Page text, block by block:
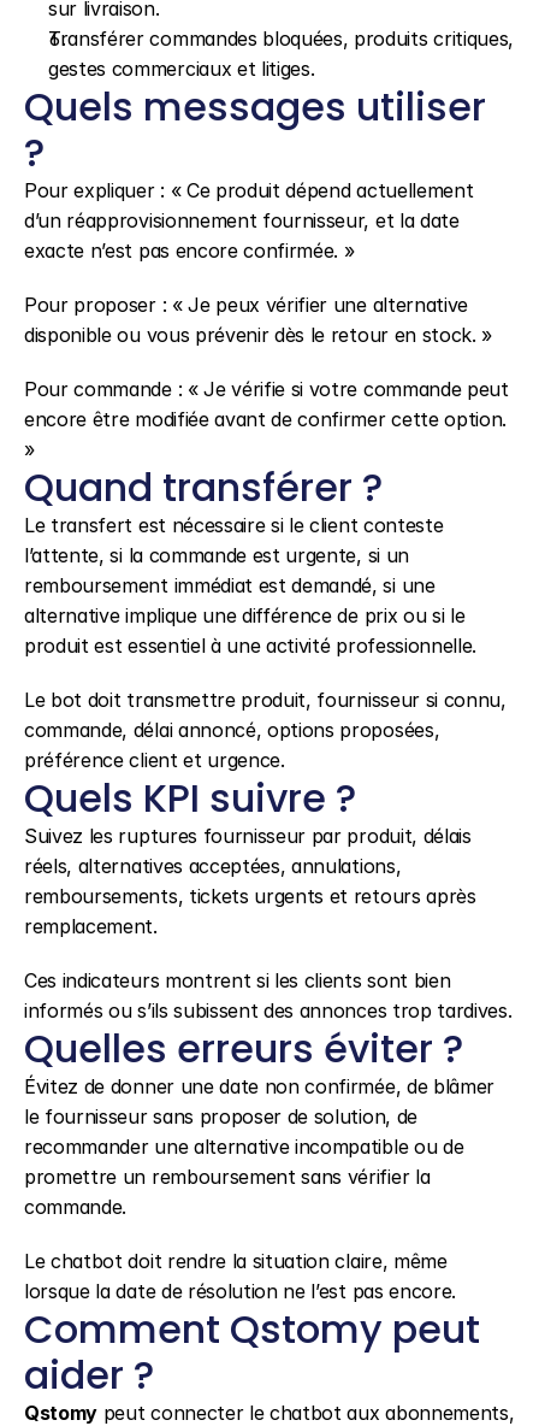
sur livraison.
Transférer commandes bloquées, produits critiques,
gestes commerciaux et litiges.
Quels messages utiliser
?
Pour expliquer : « Ce produit dépend actuellement
d’un réapprovisionnement fournisseur, et la date
exacte n’est pas encore confirmée. »
Pour proposer : « Je peux vérifier une alternative
disponible ou vous prévenir dès le retour en stock. »
Pour commande : « Je vérifie si votre commande peut
encore être modifiée avant de confirmer cette option.
»
Quand transférer ?
Le transfert est nécessaire si le client conteste
l’attente, si la commande est urgente, si un
remboursement immédiat est demandé, si une
alternative implique une différence de prix ou si le
produit est essentiel à une activité professionnelle.
Le bot doit transmettre produit, fournisseur si connu,
commande, délai annoncé, options proposées,
préférence client et urgence.
Quels KPI suivre ?
Suivez les ruptures fournisseur par produit, délais
réels, alternatives acceptées, annulations,
remboursements, tickets urgents et retours après
remplacement.
Ces indicateurs montrent si les clients sont bien
informés ou s’ils subissent des annonces trop tardives.
Quelles erreurs éviter ?
Évitez de donner une date non confirmée, de blâmer
le fournisseur sans proposer de solution, de
recommander une alternative incompatible ou de
promettre un remboursement sans vérifier la
commande.
Le chatbot doit rendre la situation claire, même
lorsque la date de résolution ne l’est pas encore.
Comment Qstomy peut
aider ?
Qstomy peut connecter le chatbot aux abonnements,